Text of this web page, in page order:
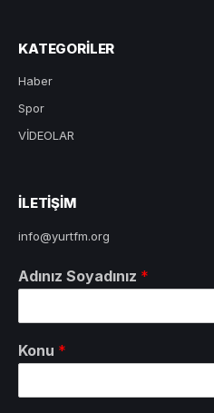
KATEGORILER
Haber
Spor
VİDEOLAR
ILETIŞIM
info@yurtfm.org
Adınız Soyadınız *
Konu *